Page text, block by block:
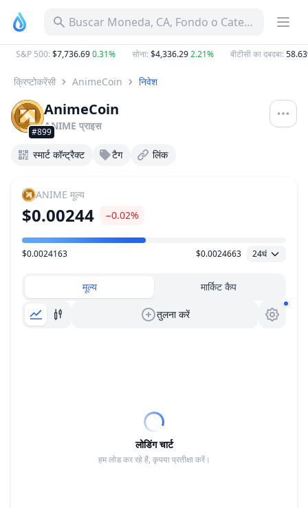
Buscar Moneda, CA, Fondo o Categoría
S&P 500:$7,736.690.31% सोना:$4,336.292.21% बीटीसी का दबदबा:
क्रिप्टोकरेंसी AnimeCoin निवेश
#899
AnimeCoin
ANIME प्राइस
स्मार्ट कॉन्ट्रैक्ट टैग लिंक
ANIME मूल्य
$0.00244 −0.02%
मूल्य सीमा
$0.0024163 $0.0024663 24घं
मूल्य मार्किट कैप
तुलना करें
लोडिंग चार्ट
हम लोड कर रहे हैं, कृपया प्रतीक्षा करें।